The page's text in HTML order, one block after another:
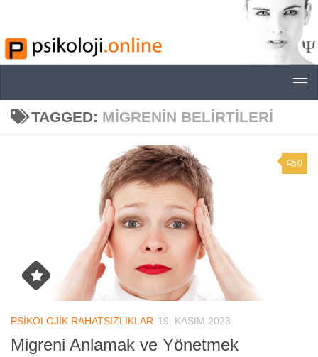
TAGGED: MIGRENIN BELIRTILERI
0
PSIKOLOJIK RAHATSIZLIKLAR 19. KASIM 2023
Migreni Anlamak ve Yönetmek